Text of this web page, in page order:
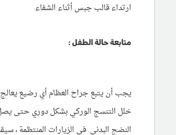
ارتداء قالب جبس أثناء الشفاء.
متابعة حالة الطفل :
يجب أن يتبع جراح العظام أي رضيع
خلل التنسج الوركي بشكل دوري حتى
النضج البدني. في الزيارات المنتظمة ،